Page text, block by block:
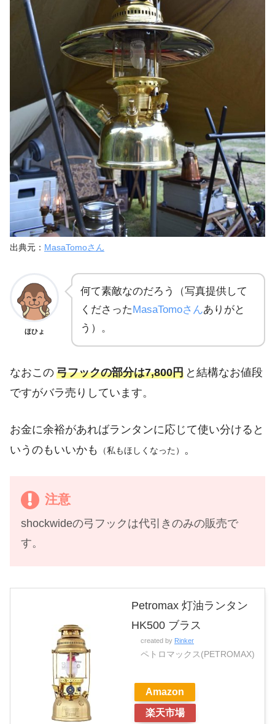
出典元： MasaTomoさん
ほひょ
何て素敵なのだろう（写真提供して
くださったMasaTomoさんありがと
う）。
なおこの 弓フックの部分は7,800円 と結構なお値段
ですがバラ売りしています。
お金に余裕があればランタンに応じて使い分けると
いうのもいいかも
（私もほしくなった） 。
注意
shockwideの弓フックは代引きのみの販売で
す。
Petromax 灯油ランタン
HK500 ブラス
created by Rinker
ペトロマックス(PETROMAX)
Amazon
楽天市場